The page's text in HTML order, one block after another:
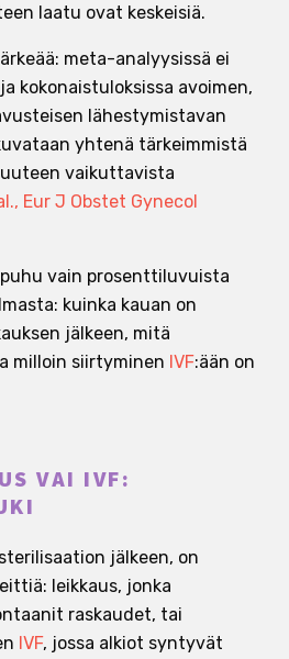
laatu ovat keskeisiä.
meta-analyysissä ei
kokonaistuloksissa avoimen,
lähestymistavan
yhtenä tärkeimmistä
vaikuttavista
Eur J Obstet Gynecol
vain prosenttiluvuista
kuinka kauan on
jälkeen, mitä
milloin siirtyminen IVF:ään on
VAI IVF:
jälkeen, on
leikkaus, jonka
raskaudet, tai
IVF, jossa alkiot syntyvät